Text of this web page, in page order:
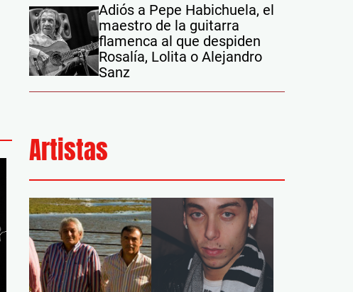
Adiós a Pepe Habichuela, el
maestro de la guitarra
flamenca al que despiden
Rosalía, Lolita o Alejandro
Sanz
Artistas